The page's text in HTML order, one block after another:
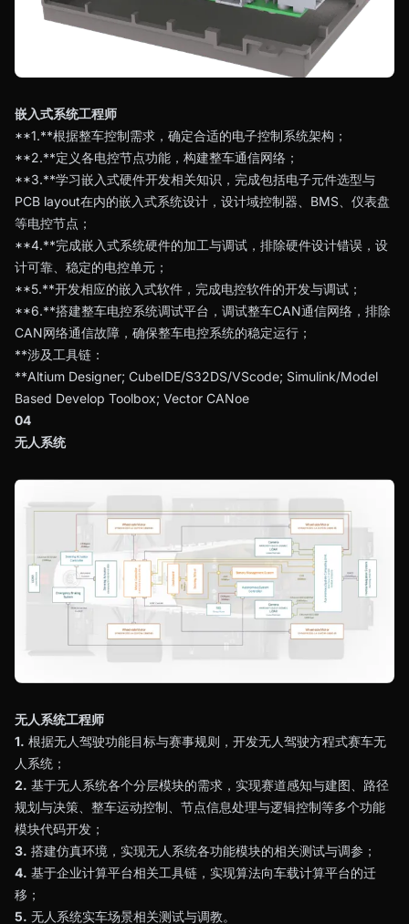
嵌入式系统工程师
**1.**根据整车控制需求，确定合适的电子控制系统架构；
**2.**定义各电控节点功能，构建整车通信网络；
**3.**学习嵌入式硬件开发相关知识，完成包括电子元件选型与
PCB layout在内的嵌入式系统设计，设计域控制器、BMS、仪表盘
等电控节点；
**4.**完成嵌入式系统硬件的加工与调试，排除硬件设计错误，设
计可靠、稳定的电控单元；
**5.**开发相应的嵌入式软件，完成电控软件的开发与调试；
**6.**搭建整车电控系统调试平台，调试整车CAN通信网络，排除
CAN网络通信故障，确保整车电控系统的稳定运行；
**涉及工具链：
**Altium Designer; CubeIDE/S32DS/VScode; Simulink/Model
Based Develop Toolbox; Vector CANoe
04
无人系统
无人系统工程师
1. 根据无人驾驶功能目标与赛事规则，开发无人驾驶方程式赛车无
人系统；
2. 基于无人系统各个分层模块的需求，实现赛道感知与建图、路径
规划与决策、整车运动控制、节点信息处理与逻辑控制等多个功能
模块代码开发；
3. 搭建仿真环境，实现无人系统各功能模块的相关测试与调参；
4. 基于企业计算平台相关工具链，实现算法向车载计算平台的迁
移；
5. 无人系统实车场景相关测试与调教。